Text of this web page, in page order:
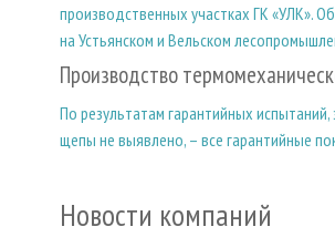
производственных участках ГК «УЛК».
на Устьянском и Вельском
Производство
По результатам гарантийных
щепы не выявлено, – все гарантийные
Новости компаний